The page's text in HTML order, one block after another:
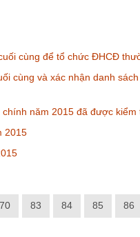
cùng để tổ chức ĐHCĐ
cùng và xác nhận danh
năm 2015 đã được kiểm
2015
70 83 84 85 86